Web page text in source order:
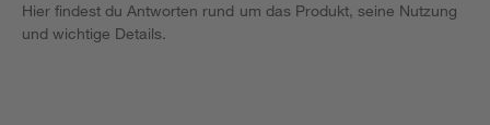
Hier findest du Antworten rund um das Produkt, seine Nutzung
und wichtige Details.